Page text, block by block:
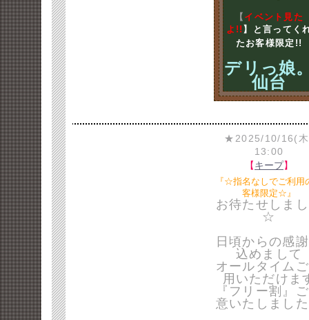
【 イベント見た
よ!! 】と言ってく
たお客様限定!!
デリっ娘
仙台
★2025/10/16(
13:00
【キープ】
『☆指名なしでご利用
客様限定☆』
お待たせしま
☆
日頃からの感
込めまして
オールタイム
用いただけま
『フリー割』
意いたしまし